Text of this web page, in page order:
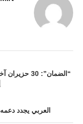
“الضمان”:
العربي يجدد دعمه